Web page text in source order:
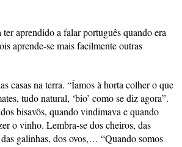
aprendido a falar português quando era
aprende-se mais facilmente outras
casas na terra. “Íamos à horta colher o que
tudo natural, ‘bio’ como se diz agora”.
bisavôs, quando vindimava e quando
o vinho. Lembra-se dos cheiros, das
galinhas, dos ovos,… “Quando somos